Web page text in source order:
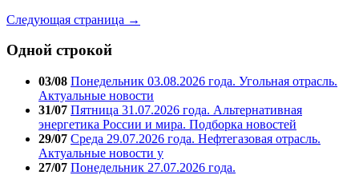
Следующая страница →
Одной строкой
03/08 Понедельник 03.08.2026 года. Угольная отрасль.
Актуальные новости
31/07 Пятница 31.07.2026 года. Альтернативная
энергетика России и мира. Подборка новостей
29/07 Среда 29.07.2026 года. Нефтегазовая отрасль.
Актуальные новости у
27/07 Понедельник 27.07.2026 года.